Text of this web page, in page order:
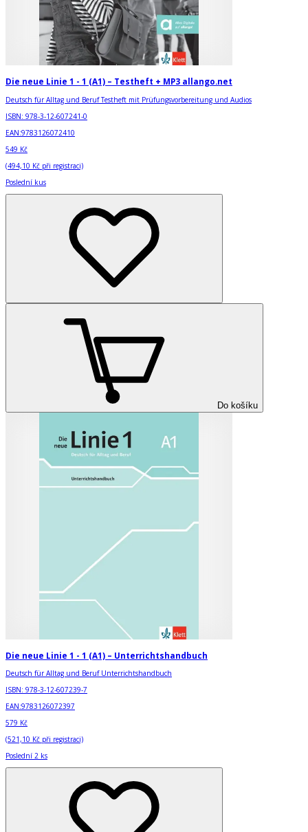
Die neue Linie 1 - 1 (A1) – Testheft + MP3 allango.net
Deutsch für Alltag und Beruf Testheft mit Prüfungsvorbereitung und Audios
ISBN: 978-3-12-607241-0
EAN:9783126072410
549 Kč
(494,10 Kč při registraci)
Poslední kus
Do košíku
Die neue Linie 1 - 1 (A1) – Unterrichtshandbuch
Deutsch für Alltag und Beruf Unterrichtshandbuch
ISBN: 978-3-12-607239-7
EAN:9783126072397
579 Kč
(521,10 Kč při registraci)
Poslední 2 ks